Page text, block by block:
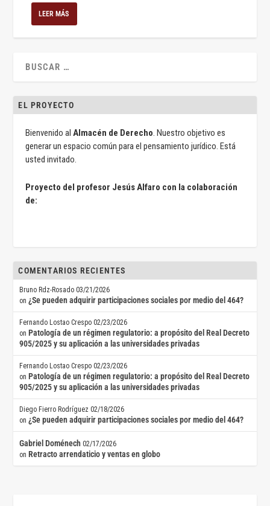
LEER MÁS
EL PROYECTO
Bienvenido alAlmacén de Derecho. Nuestro objetivo es
generar un espacio común para el pensamiento jurídico. Está
usted invitado.
Proyecto del profesor Jesús Alfaro con la colaboración
de:
COMENTARIOS RECIENTES
Bruno Rdz-Rosado 03/21/2026
on¿Se pueden adquirir participaciones sociales por medio del 464?
Fernando Lostao Crespo 02/23/2026
on Patología de un régimen regulatorio: a propósito del Real Decreto
905/2025 y su aplicación a las universidades privadas
Fernando Lostao Crespo 02/23/2026
on Patología de un régimen regulatorio: a propósito del Real Decreto
905/2025 y su aplicación a las universidades privadas
Diego Fierro Rodríguez 02/18/2026
on¿Se pueden adquirir participaciones sociales por medio del 464?
Gabriel Doménech 02/17/2026
on Retracto arrendaticio y ventas en globo